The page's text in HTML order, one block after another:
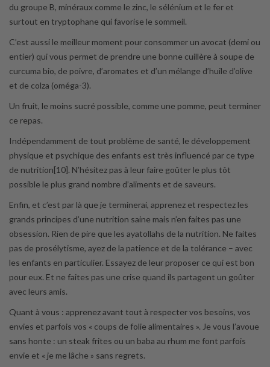
du groupe B, minéraux comme le zinc, le sélénium et le fer et
surtout en tryptophane qui favorise le sommeil.
C’est aussi le meilleur moment pour consommer un avocat (demi ou
entier) qui vous permet de prendre une bonne cuillère à soupe de
curcuma bio, de poivre, d’aromates et d’un mélange d’huile d’olive
et de colza (oméga-3).
Un fruit, le moins sucré possible, comme une pomme, peut terminer
ce repas.
Indépendamment de tout problème de santé, le développement
physique et psychique des enfants est très influencé par ce type
de nutrition[10]. N’hésitez pas à leur faire goûter le plus tôt
possible le plus grand nombre d’aliments et de saveurs.
Enfin, et c’est par là que je terminerai, apprenez et respectez les
grands principes d’une nutrition saine mais n’en faites pas une
obsession. Rien de pire que les ayatollahs de la nutrition. Ne faites
pas de prosélytisme, ayez de la patience et de la tolérance – avec
les enfants en particulier. Essayez de leur proposer ce qui est bon
pour eux. Et ne faites pas une crise quand ils partagent un goûter
avec leurs amis.
Quant à vous : apprenez avant tout à respecter vos besoins, vos
envies et parfois vos « coups de folie alimentaires ». Je vous l’avoue
sans honte : un steak frites ou un baba au rhum me font parfois
envie et « je me lâche » sans regrets.